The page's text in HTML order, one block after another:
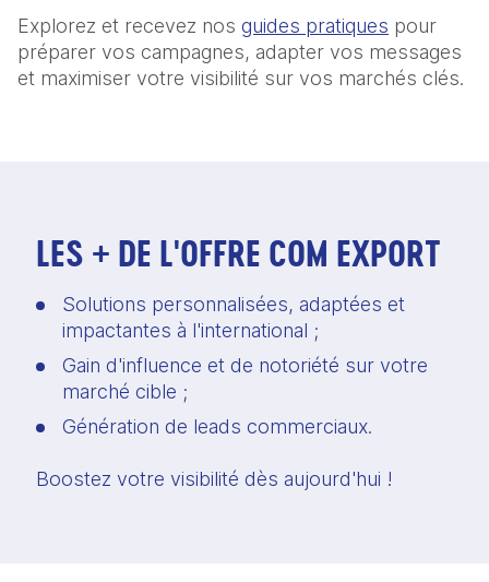
Explorez et recevez nos guides pratiques pour
préparer vos campagnes, adapter vos messages
et maximiser votre visibilité sur vos marchés clés.
LES + DE L'OFFRE COM EXPORT
Solutions personnalisées, adaptées et
impactantes à l'international ;
Gain d'influence et de notoriété sur votre
marché cible ;
Génération de leads commerciaux.
Boostez votre visibilité dès aujourd'hui !